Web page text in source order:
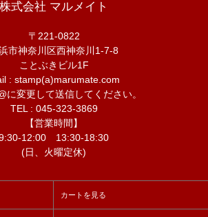
株式会社 マルメイト
〒221-0822
市神奈川区西神奈川1-7-8
ことぶきビル1F
: stamp(a)marumate.com
に変更して送信してください。
TEL : 045-323-3869
【営業時間】
12:00 13:30-18:30
(日、火曜定休)
カートを見る